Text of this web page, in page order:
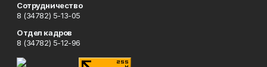
Сотрудничество
8 (34782) 5-13-05
Отдел кадров
8 (34782) 5-12-96